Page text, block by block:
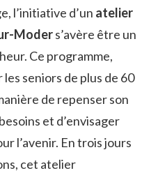
l’initiative d’un atelier
Moders’avère être un
Ce programme,
seniors de plus de 60
de repenser son
et d’envisager
l’avenir. En trois jours
cet atelier